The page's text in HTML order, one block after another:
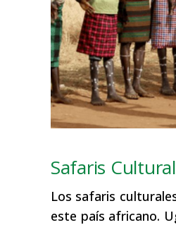
Safaris
Los safaris
este país africano.